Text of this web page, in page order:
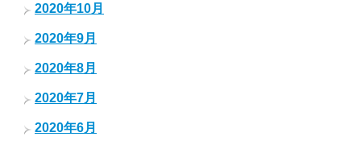
2020年10月
2020年9月
2020年8月
2020年7月
2020年6月